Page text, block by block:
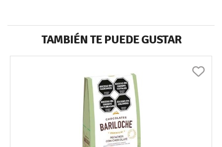
TAMBIÉN TE PUEDE GUSTAR